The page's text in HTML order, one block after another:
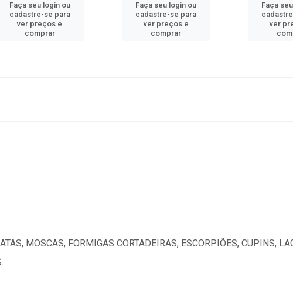
Faça seu login ou
cadastre-se para
ver preços e
comprar
Faça seu login ou
cadastre-se para
ver preços e
comprar
Faça
ver
MOSCAS, FORMIGAS CORTADEIRAS, ESCORPIÕES, CUPINS,